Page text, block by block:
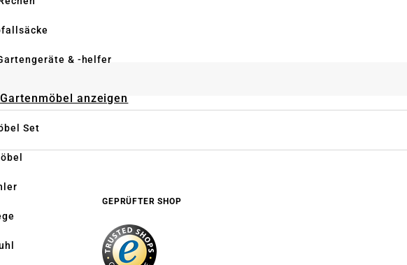
& -helfer
anzeigen
Set
GEPRÜFTER SHOP